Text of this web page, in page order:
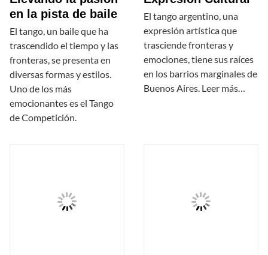
en la pista de baile
El tango, un baile que ha
trascendido el tiempo y las
fronteras, se presenta en
diversas formas y estilos.
Uno de los más
emocionantes es el Tango
de Competición.
El tango argentino, una
expresión artística que
trasciende fronteras y
emociones, tiene sus raíces
en los barrios marginales de
Buenos Aires. Leer más…